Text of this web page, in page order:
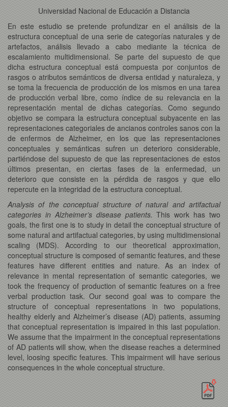
Universidad Nacional de Educación a Distancia
En este estudio se pretende profundizar en el análisis de la
estructura conceptual de una serie de categorías naturales y de
artefactos, análisis llevado a cabo mediante la técnica de
escalamiento multidimensional. Se parte del supuesto de que
dicha estructura conceptual está compuesta por conjuntos de
rasgos o atributos semánticos de diversa entidad y naturaleza, y
se toma la frecuencia de producción de los mismos en una tarea
de producción verbal libre, como índice de su relevancia en la
representación mental de dichas categorías. Como segundo
objetivo se compara la estructura conceptual subyacente en las
representaciones categoriales de ancianos controles sanos con la
de enfermos de Alzheimer, en los que las representaciones
conceptuales y semánticas sufren un deterioro considerable,
partiéndose del supuesto de que las representaciones de estos
últimos presentan, en ciertas fases de la enfermedad, un
deterioro que consiste en la pérdida de rasgos y que ello
repercute en la integridad de la estructura conceptual.
Analysis of the conceptual structure of natural and artifactual
categories in Alzheimer’s disease patients.This work has two
goals, the first one is to study in detail the conceptual structure of
some natural and artifactual categories, by using multidimensional
scaling (MDS). According to our theoretical approximation,
conceptual structure is composed of semantic features, and these
features have different entities and nature. As an index of
relevance in mental representation of semantic categories, we
took the frequency of production of semantic features on a free
verbal production task. Our second goal was to compare the
structure of conceptual representations in two populations,
healthy elderly and Alzheimer’s disease (AD) patients, assuming
that conceptual representation is impaired in this last population.
We assume that the impairment in the conceptual representations
of AD patients will show, when the disease reaches a determined
level, loosing specific features. This impairment will have serious
consequences in the whole conceptual structure.